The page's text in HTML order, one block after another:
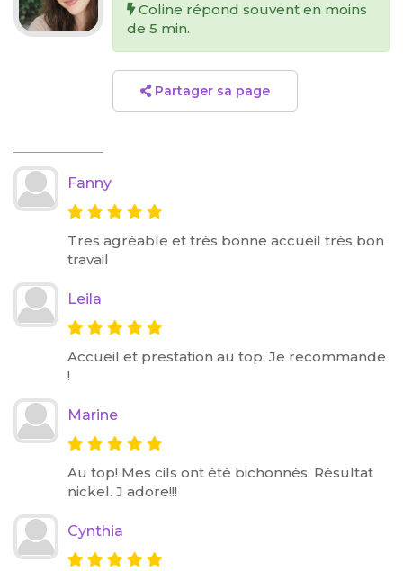
Coline répond souvent en moins
de 5 min.
Partager sa page
Fanny
Tres agréable et très bonne accueil très bon
travail
Leila
Accueil et prestation au top. Je recommande
!
Marine
Au top! Mes cils ont été bichonnés. Résultat
nickel. J adore!!!
Cynthia